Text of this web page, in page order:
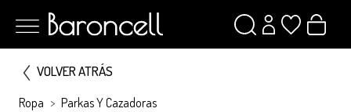
VOLVER ATRÁS
Ropa
Parkas Y Cazadoras